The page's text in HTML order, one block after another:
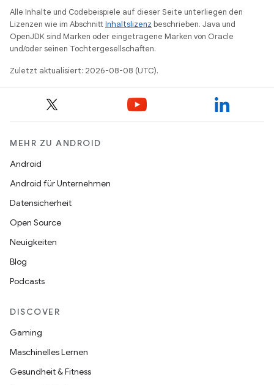
Alle Inhalte und Codebeispiele auf dieser Seite unterliegen den
Lizenzen wie im AbschnittInhaltslizenz beschrieben. Java und
OpenJDK sind Marken oder eingetragene Marken von Oracle
und/oder seinen Tochtergesellschaften.
Zuletzt aktualisiert: 2026-08-08 (UTC).
MEHR ZU ANDROID
Android
Android für Unternehmen
Datensicherheit
Open Source
Neuigkeiten
Blog
Podcasts
DISCOVER
Gaming
Maschinelles Lernen
Gesundheit & Fitness